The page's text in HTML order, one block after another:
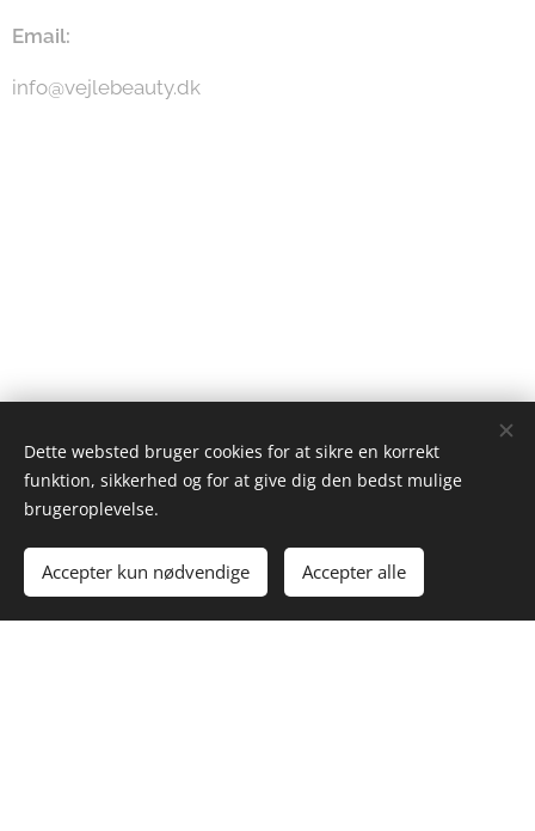
Email:
info@vejlebeauty.dk
Dette websted bruger cookies for at sikre en korrekt
funktion, sikkerhed og for at give dig den bedst mulige
brugeroplevelse.
Accepter kun nødvendige Accepter alle